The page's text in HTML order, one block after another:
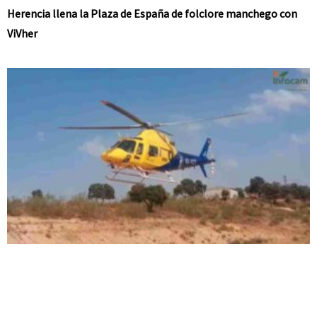
Herencia llena la Plaza de España de folclore manchego con
ViVher